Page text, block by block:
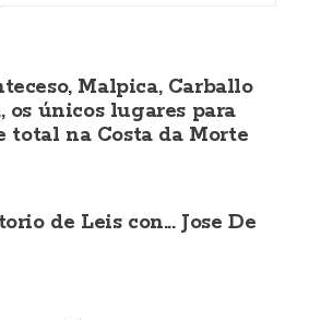
Malpica, Carballo
os únicos lugares para
total na Costa da Morte
de Leis con... Jose De